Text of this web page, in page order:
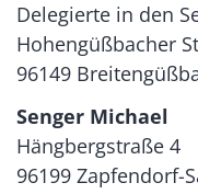
Delegierte in den
Hohengüßbacher
96149
Senger Michael
Hängbergstraße 4
96199 Zapfendorf-